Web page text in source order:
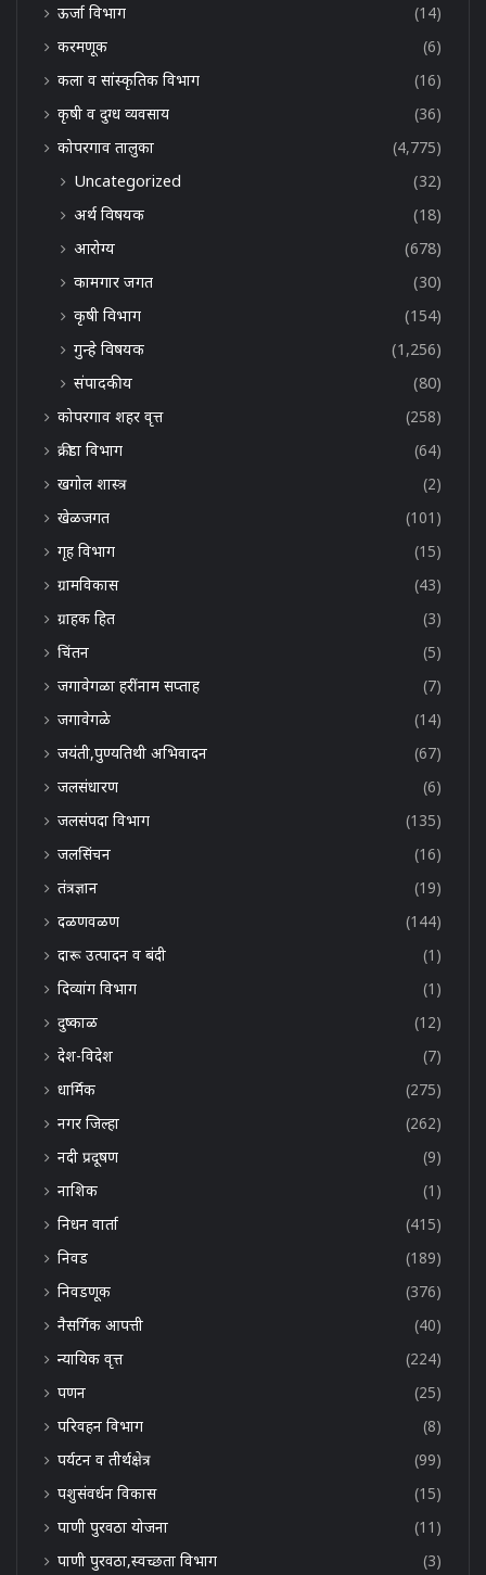
ऊर्जा विभाग
(14)
करमणूक
(6)
कला व सांस्कृतिक विभाग
(16)
कृषी व दुग्ध व्यवसाय
(36)
कोपरगाव तालुका
(4,775)
Uncategorized
(32)
अर्थ विषयक
(18)
आरोग्य
(678)
कामगार जगत
(30)
कृषी विभाग
(154)
गुन्हे विषयक
(1,256)
संपादकीय
(80)
कोपरगाव शहर वृत्त
(258)
क्रीडा विभाग
(64)
खगोल शास्त्र
(2)
खेळजगत
(101)
गृह विभाग
(15)
ग्रामविकास
(43)
ग्राहक हित
(3)
चिंतन
(5)
जगावेगळा हरींनाम सप्ताह
(7)
जगावेगळे
(14)
जयंती,पुण्यतिथी अभिवादन
(67)
जलसंधारण
(6)
जलसंपदा विभाग
(135)
जलसिंचन
(16)
तंत्रज्ञान
(19)
दळणवळण
(144)
दारू उत्पादन व बंदी
(1)
दिव्यांग विभाग
(1)
दुष्काळ
(12)
देश-विदेश
(7)
धार्मिक
(275)
नगर जिल्हा
(262)
नदी प्रदूषण
(9)
नाशिक
(1)
निधन वार्ता
(415)
निवड
(189)
निवडणूक
(376)
नैसर्गिक आपत्ती
(40)
न्यायिक वृत्त
(224)
पणन
(25)
परिवहन विभाग
(8)
पर्यटन व तीर्थक्षेत्र
(99)
पशुसंवर्धन विकास
(15)
पाणी पुरवठा योजना
(11)
पाणी पुरवठा,स्वच्छता विभाग
(3)